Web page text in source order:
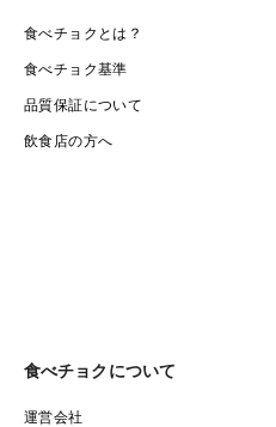
食べチョクとは？
食べチョク基準
品質保証について
飲食店の方へ
食べチョクについて
運営会社